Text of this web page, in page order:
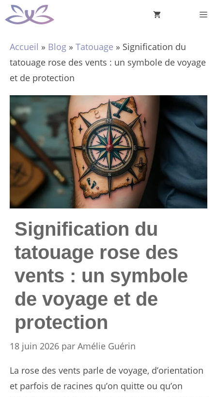
Aller
au
Accueil » Blog » Tatouage » Signification du
tatouage rose des vents : un symbole de voyage
et de protection
Signification du
tatouage rose des
vents : un symbole
de voyage et de
protection
18 juin 2026 par Amélie Guérin
La rose des vents parle de voyage, d’orientation
et parfois de racines qu’on quitte ou qu’on